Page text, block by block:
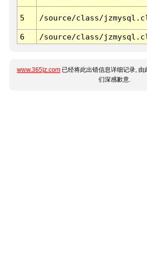
5 /source/class/
6 /source/class/
www.365jz.com 已经将此出错信息详细记录,
们深感歉意.